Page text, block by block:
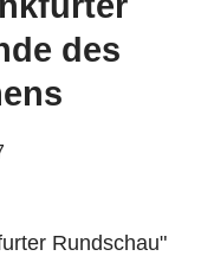
des
Rundschau"